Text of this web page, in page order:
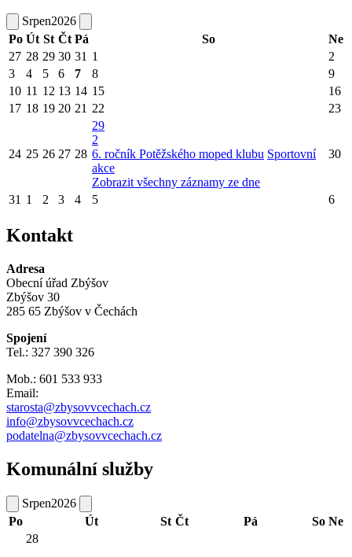
Srpen2026
Po Út St Čt Pá So
Ne
27 28 29 30 31 1
2
3
4 5 6 7 8
9
10 11 12 13 14 15
16
17 18 19 20 21 22 23
24 25 26 27 28
29
2
6. ročník Potěžského moped klubu Sportovní
akce
Zobrazit všechny záznamy ze dne
30
31 1 2 3 4 5 6
Kontakt
Adresa
Obecní úřad Zbýšov
Zbýšov 30
285 65 Zbýšov v Čechách
Spojení
Tel.: 327 390 326
Mob.: 601 533 933
Email:
starosta@zbysovvcechach.cz
info@zbysovvcechach.cz
podatelna@zbysovvcechach.cz
Komunální služby
Srpen2026
Po
Út St Čt Pá So Ne
28